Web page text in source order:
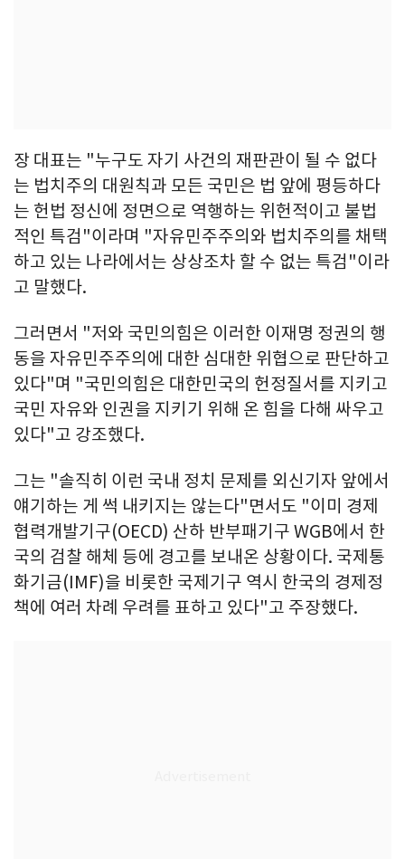
장 대표는 "누구도 자기 사건의 재판관이 될 수 없다
는 법치주의 대원칙과 모든 국민은 법 앞에 평등하다
는 헌법 정신에 정면으로 역행하는 위헌적이고 불법
적인 특검"이라며 "자유민주주의와 법치주의를 채택
하고 있는 나라에서는 상상조차 할 수 없는 특검"이라
고 말했다.
그러면서 "저와 국민의힘은 이러한 이재명 정권의 행
동을 자유민주주의에 대한 심대한 위협으로 판단하고
있다"며 "국민의힘은 대한민국의 헌정질서를 지키고
국민 자유와 인권을 지키기 위해 온 힘을 다해 싸우고
있다"고 강조했다.
그는 "솔직히 이런 국내 정치 문제를 외신기자 앞에서
얘기하는 게 썩 내키지는 않는다"면서도 "이미 경제
협력개발기구(OECD) 산하 반부패기구 WGB에서 한
국의 검찰 해체 등에 경고를 보내온 상황이다. 국제통
화기금(IMF)을 비롯한 국제기구 역시 한국의 경제정
책에 여러 차례 우려를 표하고 있다"고 주장했다.